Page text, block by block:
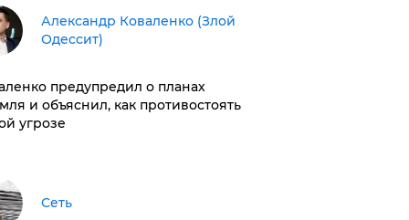
Александр Коваленко (Злой
Одессит)
предупредил о планах
и объяснил, как противостоять
угрозе
Сеть